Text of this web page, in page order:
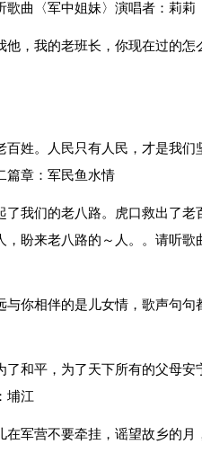
曲〈军中姐妹〉演唱者：莉莉
，我的老班长，你现在过的怎
姓。人民只有人民，才是我们
篇章：军民鱼水情
我们的老八路。虎口救出了老
盼来老八路的～人。。请听歌
你相伴的是儿女情，歌声句句
和平，为了天下所有的父母安
埔江
军营不要牵挂，谣望故乡的月